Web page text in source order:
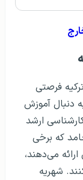
فرصتی
دنبال آموزش
ارشد
می‌انجامد که برخی
می‌دهند،
شهریه